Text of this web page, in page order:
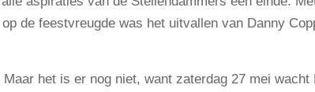
de feestvreugde was het uitvallen van Danny
het is er nog niet, want zaterdag 27 mei wacht